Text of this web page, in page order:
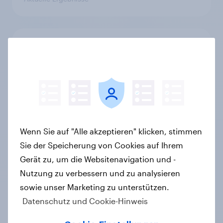
Bidirektionales Laden: Das
fehlende Puzzleteil der
Energiewende?
Artikel
Influencer-Produkte auf
Wenn Sie auf "Alle akzeptieren" klicken, stimmen
Sie der Speicherung von Cookies auf Ihrem
Gerät zu, um die Websitenavigation und -
Nutzung zu verbessern und zu analysieren
sowie unser Marketing zu unterstützen.
Datenschutz und Cookie-Hinweis